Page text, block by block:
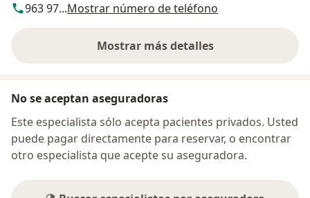
963 97...Mostrar número de teléfono
Mostrar más detalles
sobre la dirección
No se aceptan aseguradoras
Este especialista sólo acepta pacientes privados. Usted
puede pagar directamente para reservar, o encontrar
otro especialista que acepte su aseguradora.